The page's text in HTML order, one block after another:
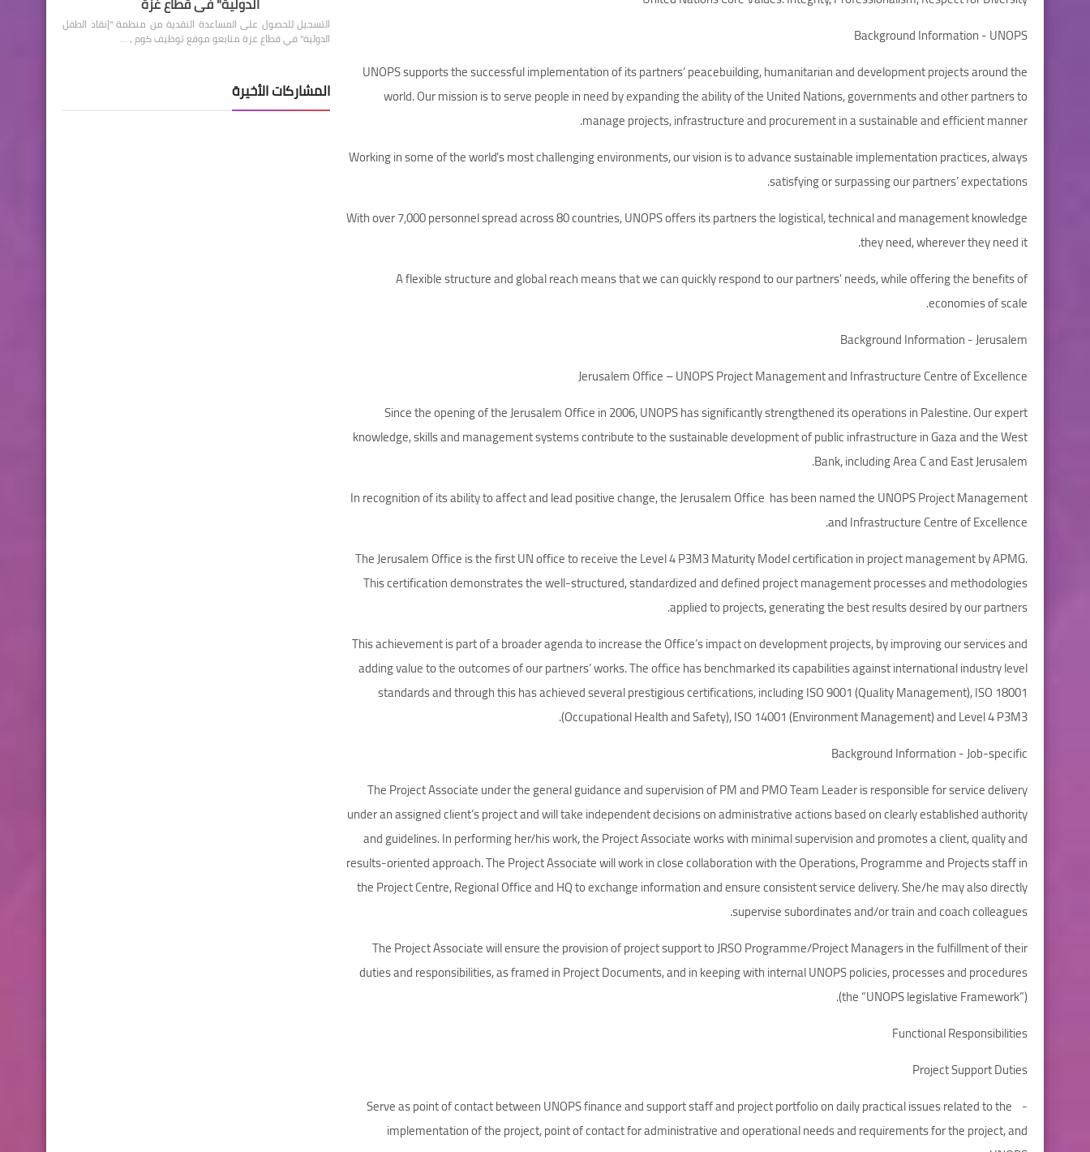
Background Information - UNOPS
UNOPS supports the successful implementation of its partners’ peacebuilding, humanitarian and development projects around the
world. Our mission is to serve people in need by expanding the ability of the United Nations, governments and other partners to
manage projects, infrastructure and procurement in a sustainable and efficient manner.
Working in some of the world’s most challenging environments, our vision is to advance sustainable implementation practices, always
satisfying or surpassing our partners’ expectations.
With over 7,000 personnel spread across 80 countries, UNOPS offers its partners the logistical, technical and management knowledge
they need, wherever they need it.
A flexible structure and global reach means that we can quickly respond to our partners' needs, while offering the benefits of
economies of scale.
Background Information - Jerusalem
Jerusalem Office – UNOPS Project Management and Infrastructure Centre of Excellence
Since the opening of the Jerusalem Office in 2006, UNOPS has significantly strengthened its operations in Palestine. Our expert
knowledge, skills and management systems contribute to the sustainable development of public infrastructure in Gaza and the West
Bank, including Area C and East Jerusalem.
In recognition of its ability to affect and lead positive change, the Jerusalem Office has been named the UNOPS Project Management
and Infrastructure Centre of Excellence.
The Jerusalem Office is the first UN office to receive the Level 4 P3M3 Maturity Model certification in project management by APMG.
This certification demonstrates the well-structured, standardized and defined project management processes and methodologies
applied to projects, generating the best results desired by our partners.
This achievement is part of a broader agenda to increase the Office’s impact on development projects, by improving our services and
adding value to the outcomes of our partners’ works. The office has benchmarked its capabilities against international industry level
standards and through this has achieved several prestigious certifications, including ISO 9001 (Quality Management), ISO 18001
(Occupational Health and Safety), ISO 14001 (Environment Management) and Level 4 P3M3.
Background Information - Job-specific
The Project Associate under the general guidance and supervision of PM and PMO Team Leader is responsible for service delivery
under an assigned client’s project and will take independent decisions on administrative actions based on clearly established authority
and guidelines. In performing her/his work, the Project Associate works with minimal supervision and promotes a client, quality and
results-oriented approach. The Project Associate will work in close collaboration with the Operations, Programme and Projects staff in
the Project Centre, Regional Office and HQ to exchange information and ensure consistent service delivery. She/he may also directly
supervise subordinates and/or train and coach colleagues.
The Project Associate will ensure the provision of project support to JRSO Programme/Project Managers in the fulfillment of their
duties and responsibilities, as framed in Project Documents, and in keeping with internal UNOPS policies, processes and procedures
(the “UNOPS legislative Framework”).
Functional Responsibilities
Project Support Duties
- Serve as point of contact between UNOPS finance and support staff and project portfolio on daily practical issues related to the
implementation of the project, point of contact for administrative and operational needs and requirements for the project, and
التسجيل للحصول على المساعدة النقدية من منظمة "إنقاذ الطفل
الدولية" في قطاع غزة متابعو موقع توظيف كوم ، …
المشاركات الأخيرة